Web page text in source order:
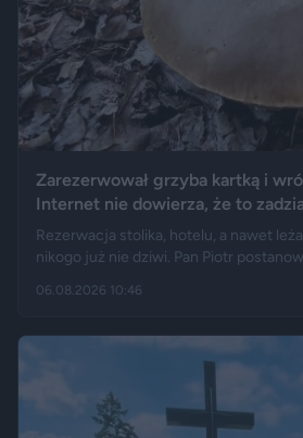
Zarezerwował grzyba kartką i
Internet nie dowierza, że to
Rezerwacja stolika, hotelu, a nawet
nikogo już nie dziwi. Pan Piotr
„Fakt”, po kilku dniach wrócił w to samo
06.08.2026 10:46